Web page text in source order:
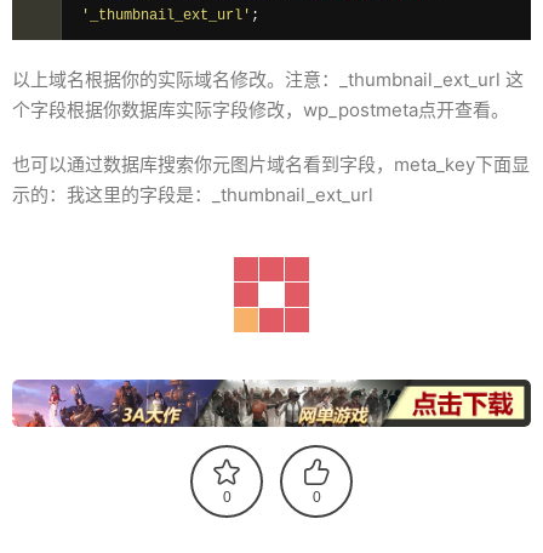
'_thumbnail_ext_url' ;
以上域名根据你的实际域名修改。注意：_thumbnail_ext_url 这
个字段根据你数据库实际字段修改，wp_postmeta点开查看。
也可以通过数据库搜索你元图片域名看到字段，meta_key下面显
示的：我这里的字段是：_thumbnail_ext_url
0 0